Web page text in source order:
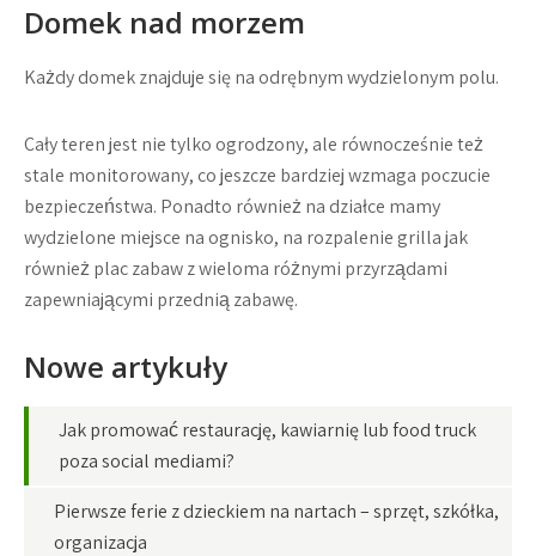
Domek nad morzem
Każdy domek znajduje się na odrębnym wydzielonym polu.
Cały teren jest nie tylko ogrodzony, ale równocześnie też
stale monitorowany, co jeszcze bardziej wzmaga poczucie
bezpieczeństwa. Ponadto również na działce mamy
wydzielone miejsce na ognisko, na rozpalenie grilla jak
również plac zabaw z wieloma różnymi przyrządami
zapewniającymi przednią zabawę.
Nowe artykuły
Jak promować restaurację, kawiarnię lub food truck
poza social mediami?
Pierwsze ferie z dzieckiem na nartach – sprzęt, szkółka,
organizacja